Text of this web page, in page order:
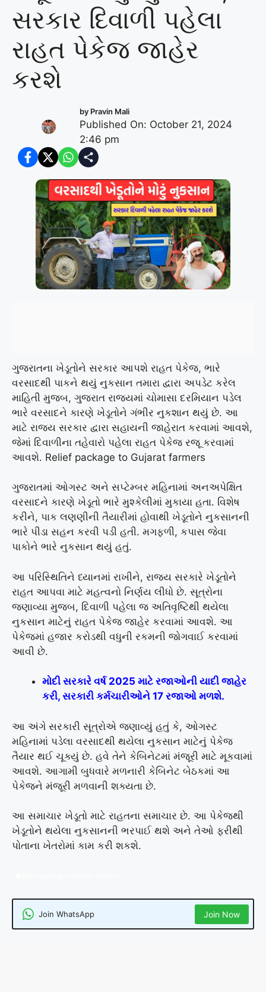
સરકાર દિવાળી પહેલા
રાહત પેકેજ જાહેર
કરશે
by Pravin Mali
Published On: October 21, 2024
2:46 pm
ગુજરાતના ખેડૂતોને સરકાર આપશે રાહત પેકેજ, ભારે
વરસાદથી પાકને થયું નુકસાન તમારા દ્વારા અપડેટ કરેલ
માહિતી મુજબ, ગુજરાત રાજ્યમાં ચોમાસા દરમિયાન પડેલ
ભારે વરસાદને કારણે ખેડૂતોને ગંભીર નુકશાન થયું છે. આ
માટે રાજ્ય સરકાર દ્વારા સહાયની જાહેરાત કરવામાં આવશે,
જેમાં દિવાળીના તહેવારો પહેલા રાહત પેકેજ રજૂ કરવામાં
આવશે. Relief package to Gujarat farmers
ગુજરાતમાં ઓગસ્ટ અને સપ્ટેમ્બર મહિનામાં અનઅપેક્ષિત
વરસાદને કારણે ખેડૂતો ભારે મુશ્કેલીમાં મુકાયા હતા. વિશેષ
કરીને, પાક લણણીની તૈયારીમાં હોવાથી ખેડૂતોને નુકસાનની
ભારે પીડા સહન કરવી પડી હતી. મગફળી, કપાસ જેવા
પાકોને ભારે નુકસાન થયું હતું.
આ પરિસ્થિતિને ધ્યાનમાં રાખીને, રાજ્ય સરકારે ખેડૂતોને
રાહત આપવા માટે મહત્વનો નિર્ણય લીધો છે. સૂત્રોના
જણાવ્યા મુજબ, દિવાળી પહેલા જ અતિવૃષ્ટિથી થયેલા
નુકસાન માટેનું રાહત પેકેજ જાહેર કરવામાં આવશે. આ
પેકેજમાં હજાર કરોડથી વધુની રકમની જોગવાઈ કરવામાં
આવી છે.
મોદી સરકારે વર્ષ 2025 માટે રજાઓની યાદી જાહેર
કરી, સરકારી કર્મચારીઓને 17 રજાઓ મળશે.
આ અંગે સરકારી સૂત્રોએ જણાવ્યું હતું કે, ઓગસ્ટ
મહિનામાં પડેલા વરસાદથી થયેલા નુકસાન માટેનું પેકેજ
તૈયાર થઈ ચૂક્યું છે. હવે તેને કેબિનેટમાં મંજૂરી માટે મૂકવામાં
આવશે. આગામી બુધવારે મળનારી કેબિનેટ બેઠકમાં આ
પેકેજને મંજૂરી મળવાની શક્યતા છે.
આ સમાચાર ખેડૂતો માટે રાહતના સમાચાર છે. આ પેકેજથી
ખેડૂતોને થયેલા નુકસાનની ભરપાઈ થશે અને તેઓ ફરીથી
પોતાના ખેતરોમાં કામ કરી શકશે.
Join WhatsApp Join Now